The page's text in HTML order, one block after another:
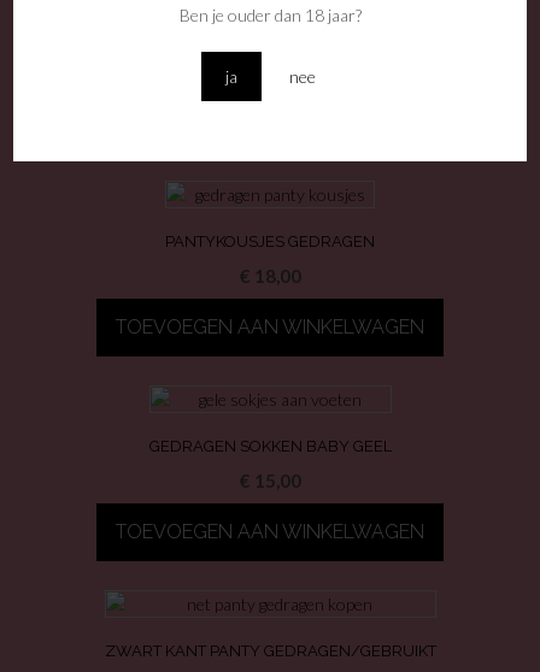
Ben je ouder dan 18 jaar?
ja nee
PANTYKOUSJES GEDRAGEN
€ 18,00
TOEVOEGEN AAN WINKELWAGEN
GEDRAGEN SOKKEN BABY GEEL
€ 15,00
TOEVOEGEN AAN WINKELWAGEN
ZWART KANT PANTY GEDRAGEN/GEBRUIKT